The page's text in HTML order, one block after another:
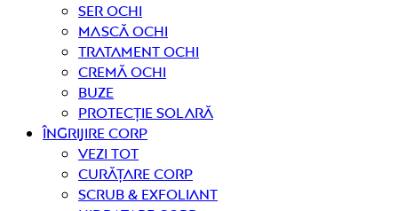
Ser ochi
Mască ochi
Tratament ochi
Cremă ochi
Buze
Protecție solară
Îngrijire CORP
Vezi tot
curățare corp
Scrub & exfoliant